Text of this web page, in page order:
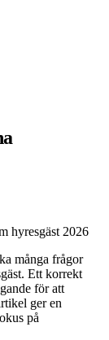
många frågor
Ett korrekt
för att
ger en
på